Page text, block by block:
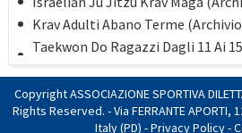
Gennaio 2018
Novembre 2017
Agosto 2017
Luglio 2017
Giugno 2017
Marzo 2017
Krav Adulti Abano Terme
Taekwon Do Ragazzi Dagli 11 Ai
(Archivio)
TaekwonDo Adulti Dai 16 Anni In
TaekwonDo/Kick Boxing Bambini
Copyright ASSOCIAZIONE SPORTIVA
Rights Reserved. - Via FERRANTE APORTI,
Italy (PD) -Privacy Policy-